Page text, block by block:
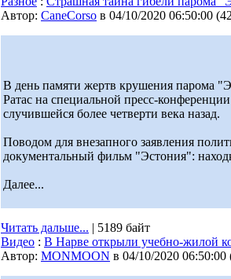
Автор: CaneCorso в 04/10/2020 06:50:00 (
В день памяти жертв крушения парома
Ратас на специальной пресс-
случившейся более четверти века назад.
Поводом для внезапного заявления
документальный фильм "Эстония":
Далее...
Читать дальше... | 5189 байт
Видео : В Нарве открыли учебно-жилой
Автор: MONMOON в 04/10/2020 06:50:00